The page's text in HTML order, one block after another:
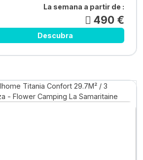
La semana a partir de :
490 €
Descubra